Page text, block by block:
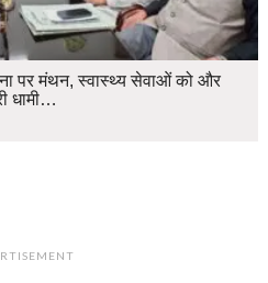
पर मंथन, स्वास्थ्य सेवाओं को और
धामी…